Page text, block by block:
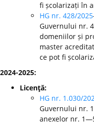
fi școlarizați în
HG nr. 428/2025
Guvernului nr.
domeniilor și
master
ce pot fi
2024-2025:
Licenţă:
HG nr. 1.030/
Guvernului nr.
anexelor nr.